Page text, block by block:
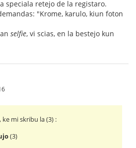
speciala retejo de la registaro.
"Krome, karulo, kiun foton
selfie, vi scias, en la bestejo kun
mi skribu la (3) :
(3)